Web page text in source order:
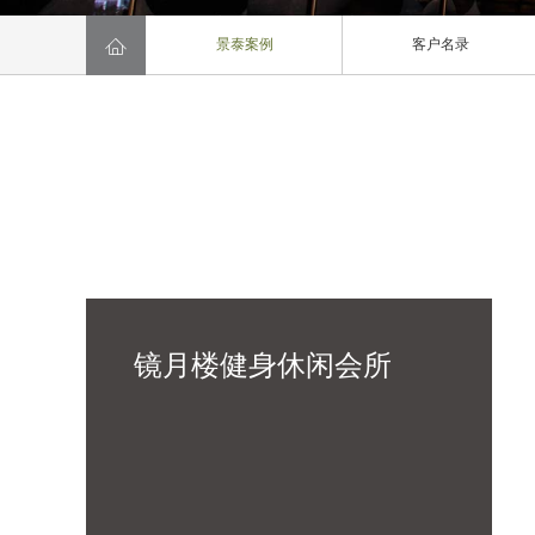
 景泰案例 客户名录
镜月楼健身休闲会所